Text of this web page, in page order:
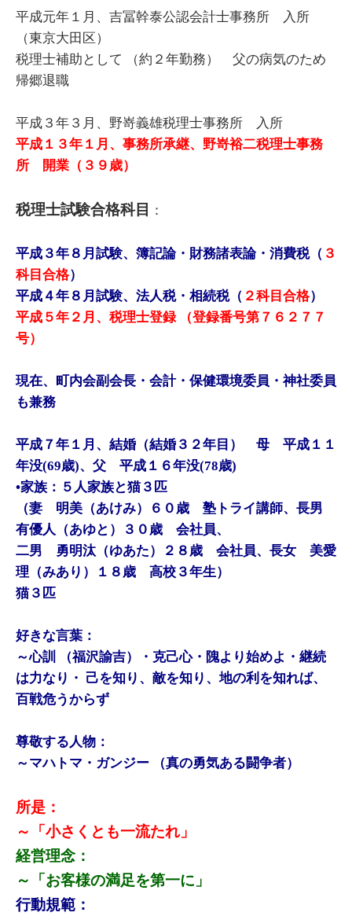
平成元年１月、吉冨幹泰公認会計士事務所 入所
（東京大田区）
税理士補助として （約２年勤務） 父の病気のため
帰郷退職
平成３年３月、野嵜義雄税理士事務所 入所
平成１３年１月、事務所承継、野嵜裕二税理士事務
所 開業（３９歳）
税理士試験合格科目 ：
平成３年８月試験、簿記論・財務諸表論・消費税（ ３
科目合格）
平成４年８月試験、法人税・相続税（ ２科目合格）
平成５年２月、税理士登録 （登録番号第７６２７７
号）
現在、町内会副会長・会計・保健環境委員・神社委員
も兼務
平成７年１月、結婚（結婚３２年目） 母 平成１１
年没(69歳)、父 平成１６年没(78歳)
•家族：５人家族と猫３匹
（妻 明美（あけみ）６０歳 塾トライ講師、長男
有優人（あゆと）３０歳 会社員、
二男 勇明汰（ゆあた）２８歳 会社員、長女 美愛
理（みあり）１８歳 高校３年生）
猫３匹
好きな言葉：
～心訓 （福沢諭吉）・克己心・隗より始めよ・継続
は力なり・ 己を知り、敵を知り、地の利を知れば、
百戦危うからず
尊敬する人物：
～マハトマ・ガンジー （真の勇気ある闘争者）
所是：
～「小さくとも一流たれ」
経営理念：
～「お客様の満足を第一に」
行動規範：